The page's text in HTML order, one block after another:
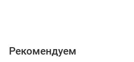
Рекомендуем